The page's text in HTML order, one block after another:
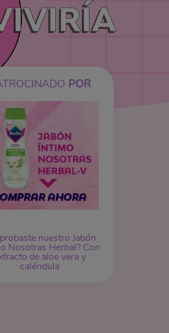
POR
probaste nuestroJabón
Nosotras Herbal? Con
de aloe vera y
caléndula